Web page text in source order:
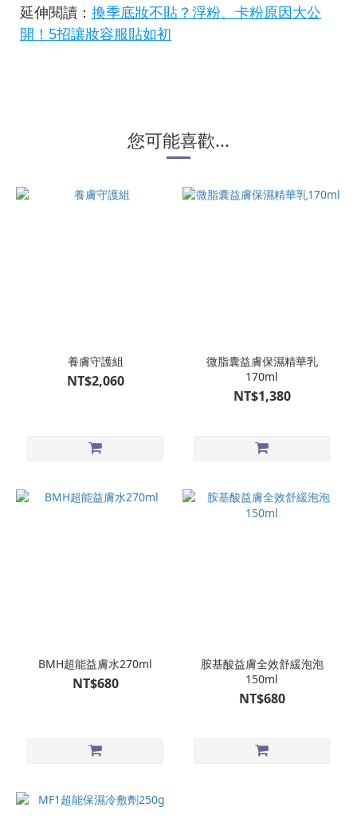
延伸閱讀： 換季底妝不貼？浮粉、卡粉原因大公
開！5招讓妝容服貼如初
您可能喜歡...
養膚守護組
NT$2,060
微脂囊益膚保濕精華乳
170ml
NT$1,380
BMH超能益膚水270ml
NT$680
胺基酸益膚全效舒緩泡泡
150ml
NT$680